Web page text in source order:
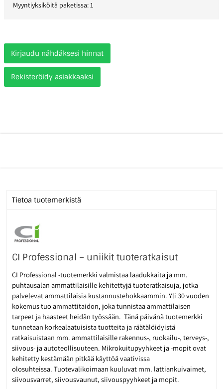
Myyntiyksiköitä paketissa: 1
Kirjaudu nähdäksesi hinnat
Rekisteröidy asiakkaaksi
Tietoa tuotemerkistä
CI Professional – uniikit tuoteratkaisut
CI Professional -tuotemerkki valmistaa laadukkaita ja mm.
puhtausalan ammattilaisille kehitettyjä tuoteratkaisuja, jotka
palvelevat ammattilaisia kustannustehokkaammin. Yli 30 vuoden
kokemus tuo ammattitaidon, joka tunnistaa ammattilaisen
tarpeet ja haasteet heidän työssään. Tänä päivänä tuotemerkki
tunnetaan korkealaatuisista tuotteita ja räätälöidyistä
ratkaisuistaan mm. ammattilaisille rakennus-, ruokailu-, terveys-,
siivous- ja autoteollisuuteen. Mikrokuitupyyhkeet ja -mopit ovat
kehitetty kestämään pitkää käyttöä vaativissa
olosuhteissa. Tuotevalikoimaan kuuluvat mm. lattiankuivaimet,
siivousvarret, siivousvaunut, siivouspyyhkeet ja mopit.